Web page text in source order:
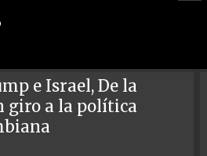
e Israel, De la
giro a la política